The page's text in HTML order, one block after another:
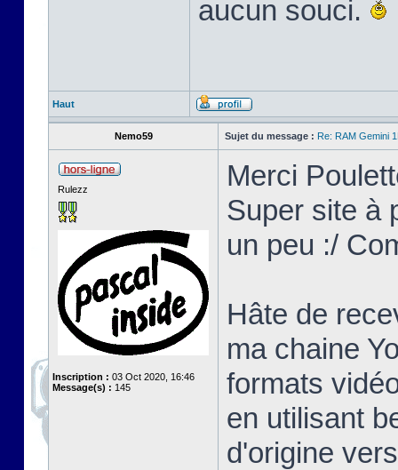
aucun souci.
Haut
Nemo59 Sujet du message : Re: RAM Gemini
Rulezz
Inscription : 03 Oct 2020, 16:46
Message(s) : 145
Merci
Super site à
un peu :/
Hâte de
ma chaine
formats
en utilisant
d'origine